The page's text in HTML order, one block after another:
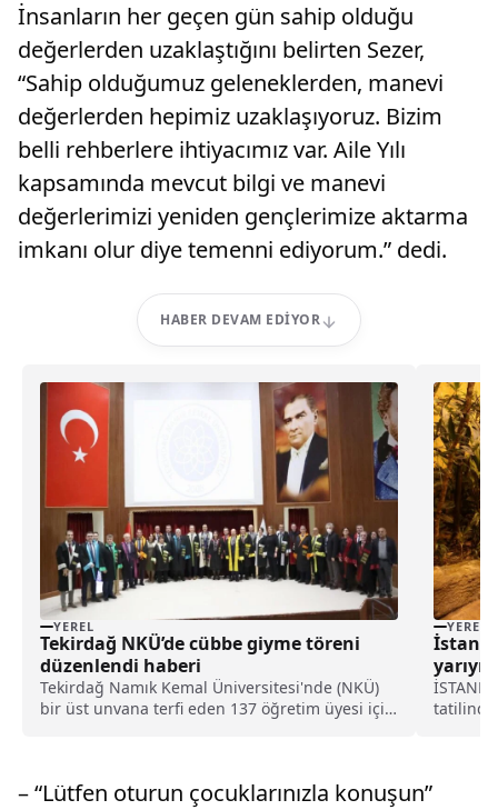
İnsanların her geçen gün sahip olduğu
değerlerden uzaklaştığını belirten Sezer,
“Sahip olduğumuz geleneklerden, manevi
değerlerden hepimiz uzaklaşıyoruz. Bizim
belli rehberlere ihtiyacımız var. Aile Yılı
kapsamında mevcut bilgi ve manevi
değerlerimizi yeniden gençlerimize aktarma
imkanı olur diye temenni ediyorum.” dedi.
HABER DEVAM EDIYOR
YEREL
Tekirdağ NKÜ’de cübbe giyme töreni
düzenlendi haberi
Tekirdağ Namık Kemal Üniversitesi'nde (NKÜ)
bir üst unvana terfi eden 137 öğretim üyesi için
idari p...
YEREL
tatilinde
– “Lütfen oturun çocuklarınızla konuşun”